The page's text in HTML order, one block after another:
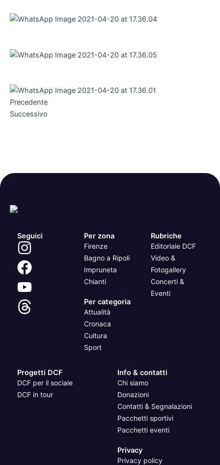
Precedente
Successivo
Seguici Per zona
Firenze
Bagno a Ripoli
Impruneta
Chianti
Per categoria
Attualità
Cronaca
Cultura
Sport
Rubriche
Editoriale DCF
Video &
Fotogallery
Concerti &
Eventi
Progetti DCF
DCF per il sociale
DCF in tour
Info & contatti
Chi siamo
Donazioni
Contatti & Segnalazioni
Pacchetti sportivi
Pacchetti eventi
Privacy
Privacy policy